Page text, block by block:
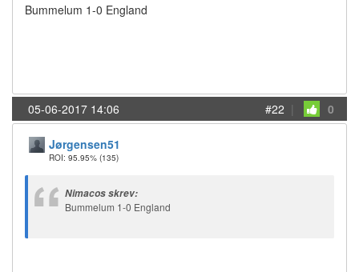
Bummelum 1-0 England
05-06-2017 14:06 #22 | 0
Jørgensen51
ROI: 95.95% (135)
Nimacos skrev:
Bummelum 1-0 England